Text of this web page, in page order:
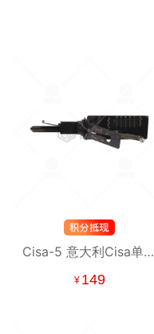
Cisa-5 意大利Cisa单头
¥ 149